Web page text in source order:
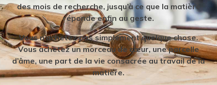
des mois de recherche, jusqu’à ce que la matière
réponde enfin au geste.
Vous n’achetez pas simplement quelque chose.
Vous achetez un morceau de cœur, une parcelle
d’âme, une part de la vie consacrée au travail de la
matière.